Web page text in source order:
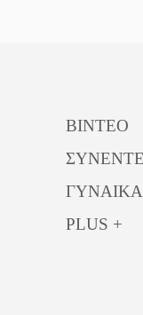
ΒΙΝΤΕΟ
ΓΥΝΑΙΚΑ
PLUS +